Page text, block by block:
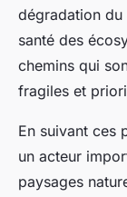
dégradation du
santé des
chemins qui
fragiles et
En suivant ces
un acteur
paysages